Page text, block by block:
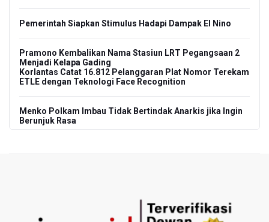
Pemerintah Siapkan Stimulus Hadapi Dampak El Nino
Pramono Kembalikan Nama Stasiun LRT Pegangsaan 2
Menjadi Kelapa Gading
Korlantas Catat 16.812 Pelanggaran Plat Nomor Terekam
ETLE dengan Teknologi Face Recognition
Menko Polkam Imbau Tidak Bertindak Anarkis jika Ingin
Berunjuk Rasa
Ekstasi, Enam Tersangka Ditangkap